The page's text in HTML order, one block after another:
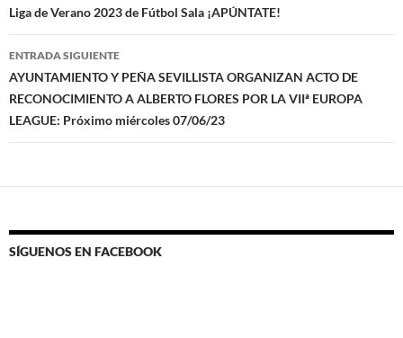
de
entradas
Liga de Verano 2023 de Fútbol Sala ¡APÚNTATE!
ENTRADA SIGUIENTE
AYUNTAMIENTO Y PEÑA SEVILLISTA ORGANIZAN ACTO DE
RECONOCIMIENTO A ALBERTO FLORES POR LA VIIª EUROPA
LEAGUE: Próximo miércoles 07/06/23
SÍGUENOS EN FACEBOOK